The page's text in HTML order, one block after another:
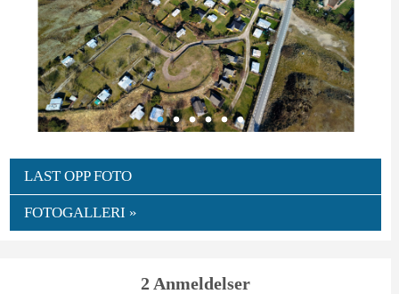
LAST OPP FOTO
FOTOGALLERI »
2 Anmeldelser